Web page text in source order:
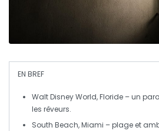
EN BREF
Walt Disney World, Floride – un
les rêveurs.
South Beach, Miami – plage et